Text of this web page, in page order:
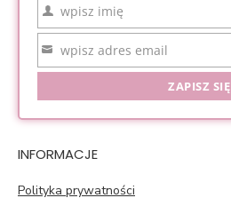
Imię
wpisz imię
Email
wpisz adres email
ZAPISZ SIĘ
INFORMACJE
Polityka prywatności